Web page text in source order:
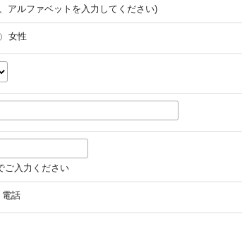
アルファベットを入力してください)
女性
ご入力ください
電話